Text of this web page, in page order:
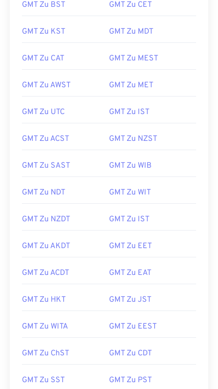
GMT Zu BST GMT Zu CET
GMT Zu KST GMT Zu MDT
GMT Zu CAT GMT Zu MEST
GMT Zu AWST GMT Zu MET
GMT Zu UTC GMT Zu IST
GMT Zu ACST GMT Zu NZST
GMT Zu SAST GMT Zu WIB
GMT Zu NDT GMT Zu WIT
GMT Zu NZDT GMT Zu IST
GMT Zu AKDT GMT Zu EET
GMT Zu ACDT GMT Zu EAT
GMT Zu HKT GMT Zu JST
GMT Zu WITA GMT Zu EEST
GMT Zu ChST GMT Zu CDT
GMT Zu SST GMT Zu PST